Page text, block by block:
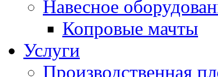
Навесное
Копровые мачты
Услуги
Производственная